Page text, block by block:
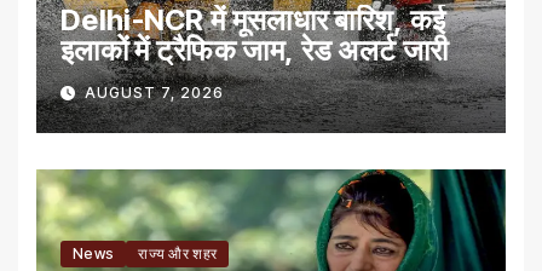
Delhi-NCR में मूसलाधार बारिश, कई
इलाकों में ट्रैफिक जाम, रेड अलर्ट जारी
AUGUST 7, 2026
News राज्य और शहर